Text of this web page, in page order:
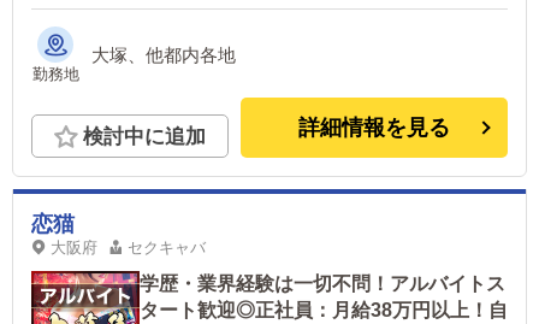
勤務地
大塚、他都内各地
検討中に追加 詳細情報を見る
恋猫
大阪府 セクキャバ
学歴・業界経験は一切不問！アルバイトス
タート歓迎◎正社員：月給38万円以上！自